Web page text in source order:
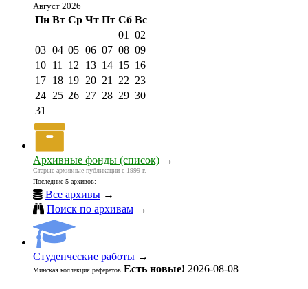
Август 2026
Пн Вт Ср Чт Пт Сб Вс
01
02
03 04 05 06 07 08 09
10 11 12 13 14 15 16
17 18 19 20 21 22 23
24 25 26 27 28 29 30
31
Архивные фонды (список) →
Старые архивные публикации с 1999 г.
Последние 5 архивов:
Все архивы →
Поиск по архивам →
Студенческие работы →
Минская коллекция рефератов Есть новые! 2026-08-08